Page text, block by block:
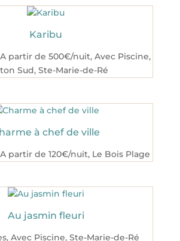
Karibu
A partir de 500€/nuit, Avec Piscine,
Sud,Ste-Marie-de-Ré
à chef de ville
A partir de 120€/nuit, Le Bois Plage
Au jasmin fleuri
,Avec Piscine,Ste-Marie-de-Ré